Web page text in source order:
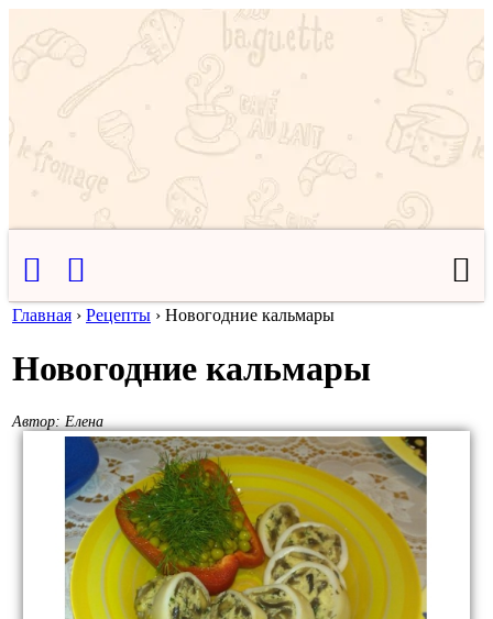
Главная › Рецепты › Новогодние кальмары
Новогодние кальмары
Автор: Елена